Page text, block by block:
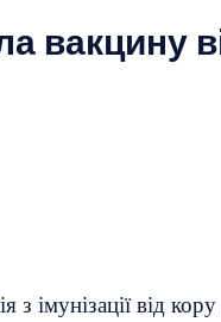
вакцину
імунізації від